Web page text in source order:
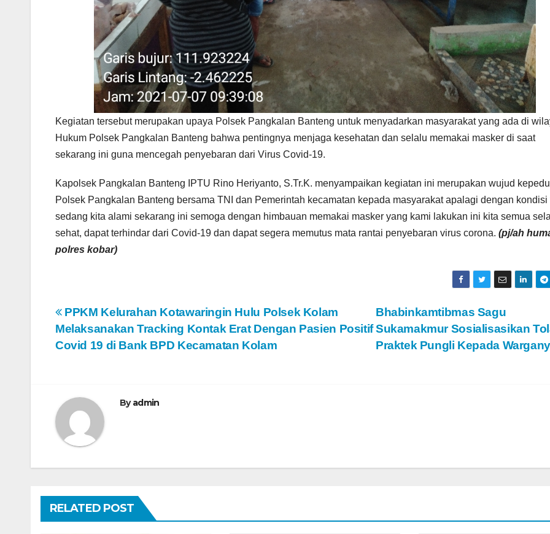
Kegiatan tersebut merupakan upaya Polsek Pangkalan Banteng untuk menyadarkan masyarakat yang ada di
Hukum Polsek Pangkalan Banteng bahwa pentingnya menjaga kesehatan dan selalu memakai masker di saat
sekarang ini guna mencegah penyebaran dari Virus Covid-19.
Kapolsek Pangkalan Banteng IPTU Rino Heriyanto, S.Tr.K. menyampaikan kegiatan ini merupakan wujud
Polsek Pangkalan Banteng bersama TNI dan Pemerintah kecamatan kepada masyarakat apalagi dengan kondisi
sedang kita alami sekarang ini semoga dengan himbauan memakai masker yang kami lakukan ini kita semua
sehat, dapat terhindar dari Covid-19 dan dapat segera memutus mata rantai penyebaran virus corona. (pj/ah
polres kobar)
N
a
g
a
s
i
p
Bhabinkamtibmas Sagu
Sukamakmur Sosialisasikan
Praktek Pungli Kepada
PPKM Kelurahan Kotawaringin Hulu Polsek Kolam
Melaksanakan Tracking Kontak Erat Dengan Pasien Positif
Covid 19 di Bank BPD Kecamatan Kolam
Byadmin
RELATED POST